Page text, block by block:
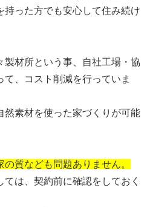
持った方でも安心して住み続け
製材所という事、自社工場・協
、コスト削減を行っていま
然素材を使った家づくりが可能
質なども問題ありません。
は、契約前に確認をしておく